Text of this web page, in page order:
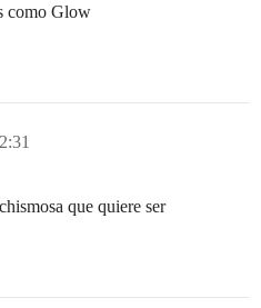
como Glow
que quiere ser